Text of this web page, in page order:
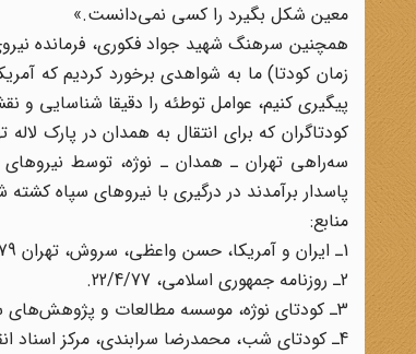
معین شکل بگیرد را کسی نمی‌دانست.»
همچنین سرهنگ شهید جواد فکوری، فرمانده
زمان کودتا) ما به شواهدی برخورد کردیم که
پیگیری کنیم، عوامل توطئه را دقیقا شناسایی و
کودتاگران که برای انتقال به همدان در پارک
سه‌راهی تهران ـ همدان ـ نوژه، توسط
پاسدار برآمدند در درگیری با نیروهای سپاه کشته
منابع:
1ـ ایران و آمریکا، حسن واعظی، سروش، تهران 1379، ص 106.
2ـ روزنامه جمهوری اسلامی، 22/4/77.
3ـ کودتای نوژه، موسسه مطالعات و پژوهش‌های سیاسی، چاپ دوم، تهران 1368، ص152.
4ـ‌ کودتای شب، محمدرضا سرابندی، مرکز اسناد انقلاب اسلامی، چاپ اول، بهار 1383، ص 24.